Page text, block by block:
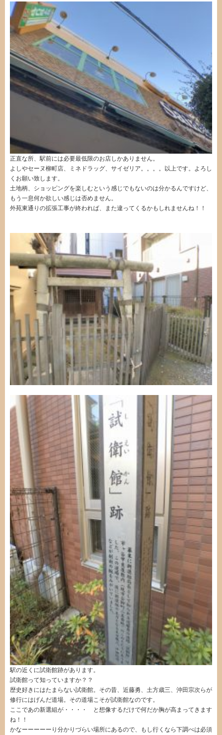
正直な所、駅前には必要最低限のお店しかありません。
よしやセーヌ柳町店、ミネドラッグ、サイゼリア。。。。以上です。よろし
くお願い致します。
土地柄、ショッピングを楽しむという感じでもないのは分かるんですけど、
もう一息何か欲しい感じは否めません。
外苑東通りの拡張工事が終われば、また違ってくるかもしれませんね！！
駅の近くに試衛館跡があります。
試衛館って知っていますか？？
歴史好きにはたまらない試衛館。その昔、近藤勇、土方歳三、沖田宗次らが
修行にはげんだ道場。その道場こそが試衛館なのです。
ここであの新選組が・・・・ と想像するだけで何だか胸が高まってきます
ね！！
かなーーーーーり分かりづらい場所にあるので、もし行くなら下調べは必須